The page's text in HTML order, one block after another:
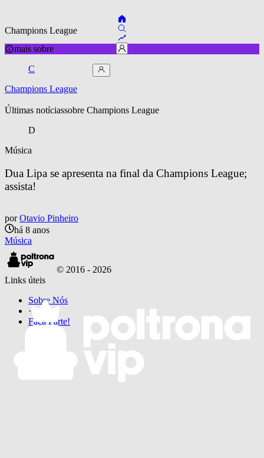
Champions League
mais sobre
C
Champions League
Últimas notíciassobre Champions League
D
Música
Dua Lipa se apresenta na final da Champions League;
assista!
por Otavio Pinheiro
há 8 anos
Música
© 2016 - 2026
Links úteis
Sobre Nós
·
Faça Parte!